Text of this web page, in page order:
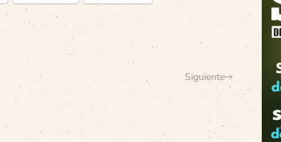
Siguiente